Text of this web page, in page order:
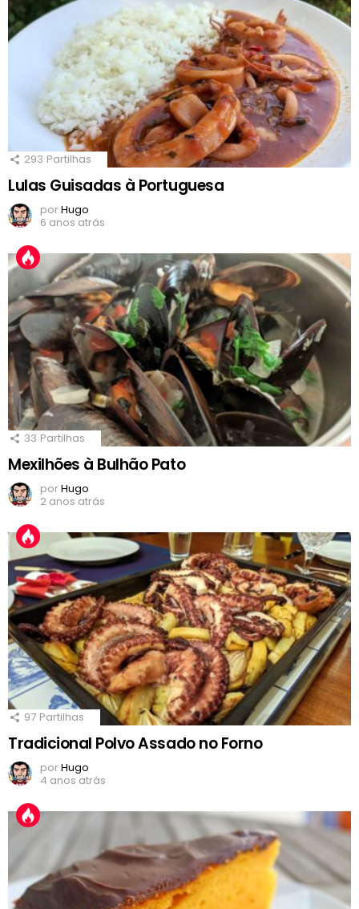
293 Partilhas
Lulas Guisadas à Portuguesa
porHugo
6 anos atrás
33 Partilhas
Mexilhões à Bulhão Pato
porHugo
2 anos atrás
97 Partilhas
Tradicional Polvo Assado no Forno
porHugo
4 anos atrás